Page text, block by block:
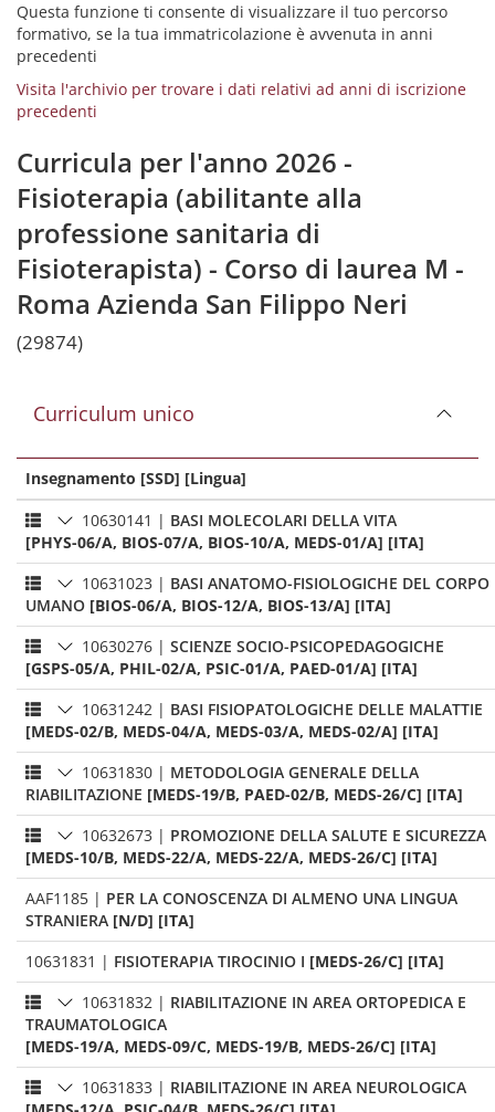
Questa funzione ti consente di visualizzare il tuo percorso
formativo, se la tua immatricolazione è avvenuta in anni
precedenti
Visita l'archivio per trovare i dati relativi ad anni di iscrizione
precedenti
Curricula per l'anno 2026 -
Fisioterapia (abilitante alla
professione sanitaria di
Fisioterapista) - Corso di laurea M -
Roma Azienda San Filippo Neri
(29874)
Curriculum unico
Insegnamento [SSD] [Lingua]
10630141 | BASI MOLECOLARI DELLA VITA
[PHYS-06/A, BIOS-07/A, BIOS-10/A, MEDS-01/A] [ITA]
10631023 | BASI ANATOMO-FISIOLOGICHE DEL CORPO
UMANO [BIOS-06/A, BIOS-12/A, BIOS-13/A] [ITA]
10630276 | SCIENZE SOCIO-PSICOPEDAGOGICHE
[GSPS-05/A, PHIL-02/A, PSIC-01/A, PAED-01/A] [ITA]
10631242 | BASI FISIOPATOLOGICHE DELLE MALATTIE
[MEDS-02/B, MEDS-04/A, MEDS-03/A, MEDS-02/A] [ITA]
10631830 | METODOLOGIA GENERALE DELLA
RIABILITAZIONE [MEDS-19/B, PAED-02/B, MEDS-26/C] [ITA]
10632673 | PROMOZIONE DELLA SALUTE E SICUREZZA
[MEDS-10/B, MEDS-22/A, MEDS-22/A, MEDS-26/C] [ITA]
AAF1185 | PER LA CONOSCENZA DI ALMENO UNA LINGUA
STRANIERA [N/D] [ITA]
10631831 | FISIOTERAPIA TIROCINIO I [MEDS-26/C] [ITA]
10631832 | RIABILITAZIONE IN AREA ORTOPEDICA E
TRAUMATOLOGICA
[MEDS-19/A, MEDS-09/C, MEDS-19/B, MEDS-26/C] [ITA]
10631833 | RIABILITAZIONE IN AREA NEUROLOGICA